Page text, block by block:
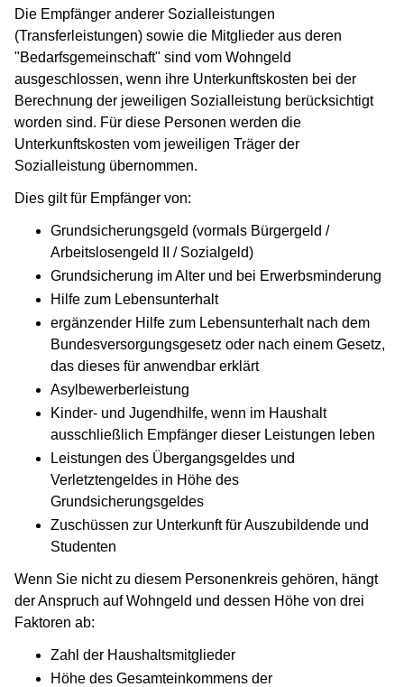
Die Empfänger anderer Sozialleistungen
(Transferleistungen) sowie die Mitglieder aus deren
"Bedarfsgemeinschaft" sind vom Wohngeld
ausgeschlossen, wenn ihre Unterkunftskosten bei der
Berechnung der jeweiligen Sozialleistung berücksichtigt
worden sind. Für diese Personen werden die
Unterkunftskosten vom jeweiligen Träger der
Sozialleistung übernommen.
Dies gilt für Empfänger von:
Grundsicherungsgeld (vormals Bürgergeld /
Arbeitslosengeld II / Sozialgeld)
Grundsicherung im Alter und bei Erwerbsminderung
Hilfe zum Lebensunterhalt
ergänzender Hilfe zum Lebensunterhalt nach dem
Bundesversorgungsgesetz oder nach einem Gesetz,
das dieses für anwendbar erklärt
Asylbewerberleistung
Kinder- und Jugendhilfe, wenn im Haushalt
ausschließlich Empfänger dieser Leistungen leben
Leistungen des Übergangsgeldes und
Verletztengeldes in Höhe des
Grundsicherungsgeldes
Zuschüssen zur Unterkunft für Auszubildende und
Studenten
Wenn Sie nicht zu diesem Personenkreis gehören, hängt
der Anspruch auf Wohngeld und dessen Höhe von drei
Faktoren ab:
Zahl der Haushaltsmitglieder
Höhe des Gesamteinkommens der